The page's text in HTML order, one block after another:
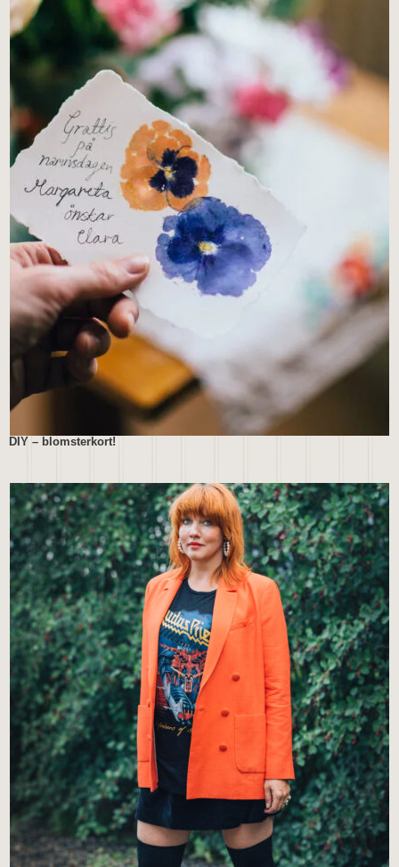
DIY – blomsterkort!